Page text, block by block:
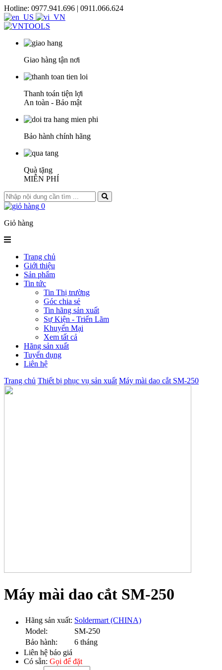
Hotline: 0977.941.696 | 0911.066.624
Giao hàng tận nơi
Thanh toán tiện lợi
An toàn - Bảo mật
Bảo hành chính hãng
Quà tặng
MIỄN PHÍ
0
Giỏ hàng
Trang chủ
Giới thiệu
Sản phẩm
Tin tức
Tin Thị trường
Góc chia sẻ
Tin hãng sản xuất
Sự Kiện - Triển Lãm
Khuyến Mại
Xem tất cả
Hãng sản xuất
Tuyển dụng
Liên hệ
Trang chủ Thiết bị phục vụ sản xuất Máy mài dao cắt SM-250
Máy mài dao cắt SM-250
Hãng sản xuất: Soldermart (CHINA)
Model:
SM-250
Bảo hành:
6 tháng
Liên hệ báo giá
Có sẵn: Gọi để đặt